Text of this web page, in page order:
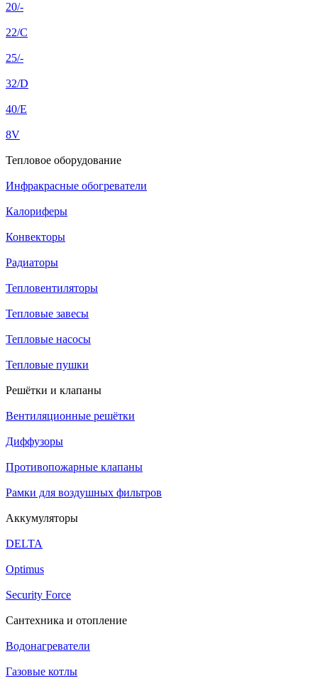
20/-
22/C
25/-
32/D
40/E
8V
Тепловое оборудование
Инфракрасные обогреватели
Калориферы
Конвекторы
Радиаторы
Тепловентиляторы
Тепловые завесы
Тепловые насосы
Тепловые пушки
Решётки и клапаны
Вентиляционные решётки
Диффузоры
Противопожарные клапаны
Рамки для воздушных фильтров
Аккумуляторы
DELTA
Optimus
Security Force
Сантехника и отопление
Водонагреватели
Газовые котлы